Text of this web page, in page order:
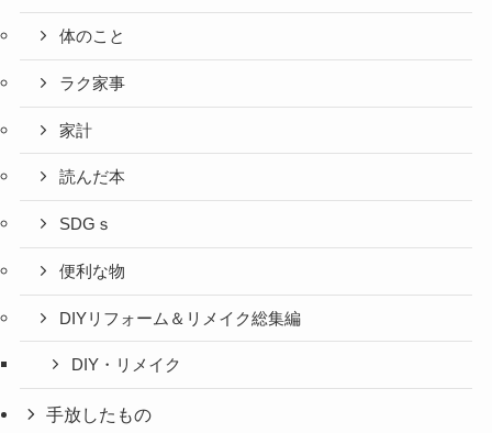
体のこと
ラク家事
家計
読んだ本
SDGｓ
便利な物
DIYリフォーム＆リメイク総集編
DIY・リメイク
手放したもの